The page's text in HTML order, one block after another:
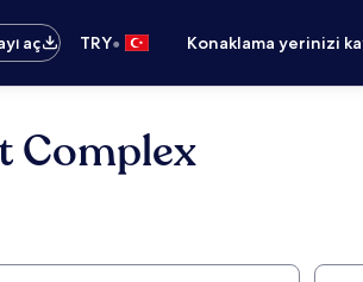
aç
TRY• Konaklama yerinizi
Complex